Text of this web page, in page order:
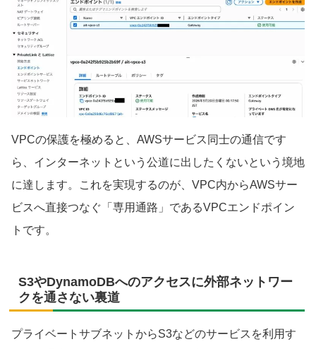
VPCの保護を極めると、AWSサービス同士の通信です
ら、インターネットという公道に出したくないという境地
に達します。これを実現するのが、VPC内からAWSサー
ビスへ直接つなぐ「専用通路」であるVPCエンドポイン
トです。
S3やDynamoDBへのアクセスに外部ネットワー
クを通さない裏道
プライベートサブネットからS3などのサービスを利用す